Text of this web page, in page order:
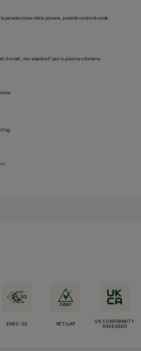
penetrazione della polvere, protetto contro le onde.
limitati, non adatto all'uso in piscine o fontane.
kg
ENEC-03 RETILAP
UK CONFORMITY
ASSESSED